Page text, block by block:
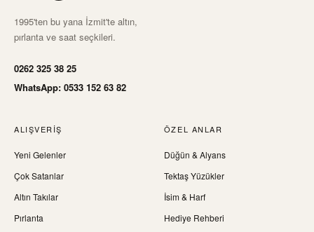
1995'ten bu yana İzmit'te altın,
pırlanta ve saat seçkileri.
0262 325 38 25
WhatsApp: 0533 152 63 82
ALIŞVERIŞ
Yeni Gelenler
Çok Satanlar
Altın Takılar
Pırlanta
ÖZEL ANLAR
Düğün & Alyans
Tektaş Yüzükler
İsim & Harf
Hediye Rehberi